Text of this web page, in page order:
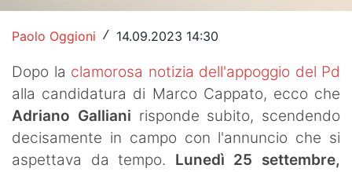
Paolo Oggioni / 14.09.2023 14:30
Dopo la clamorosa notizia dell'appoggio del Pd
alla candidatura di Marco Cappato, ecco che
Adriano Galliani risponde subito, scendendo
decisamente in campo con l'annuncio che si
aspettava da tempo. Lunedì 25 settembre,